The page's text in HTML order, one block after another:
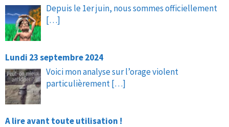
Depuis le 1er juin, nous sommes officiellement
[…]
Lundi 23 septembre 2024
Voici mon analyse sur l’orage violent
particulièrement[…]
A lire avant toute utilisation !